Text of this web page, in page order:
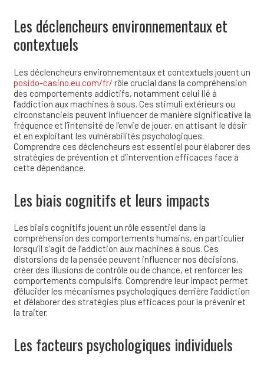
Les déclencheurs environnementaux et
contextuels
Les déclencheurs environnementaux et contextuels jouent un
posido-casino.eu.com/fr/ rôle crucial dans la compréhension
des comportements addictifs, notamment celui lié à
l’addiction aux machines à sous. Ces stimuli extérieurs ou
circonstanciels peuvent influencer de manière significative la
fréquence et l’intensité de l’envie de jouer, en attisant le désir
et en exploitant les vulnérabilités psychologiques.
Comprendre ces déclencheurs est essentiel pour élaborer des
stratégies de prévention et d’intervention efficaces face à
cette dépendance.
Les biais cognitifs et leurs impacts
Les biais cognitifs jouent un rôle essentiel dans la
compréhension des comportements humains, en particulier
lorsqu’il s’agit de l’addiction aux machines à sous. Ces
distorsions de la pensée peuvent influencer nos décisions,
créer des illusions de contrôle ou de chance, et renforcer les
comportements compulsifs. Comprendre leur impact permet
d’élucider les mécanismes psychologiques derrière l’addiction
et d’élaborer des stratégies plus efficaces pour la prévenir et
la traiter.
Les facteurs psychologiques individuels